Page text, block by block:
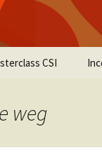
CSI
weg